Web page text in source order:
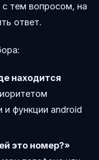
с тем вопросом, на
ответ.
находится
и функции android
это номер?»